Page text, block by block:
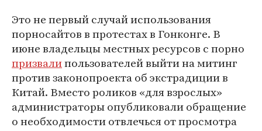
Это не первый случай использования
порносайтов в протестах в Гонконге. В
июне владельцы местных ресурсов с порно
призвалипользователей выйти на митинг
против законопроекта об экстрадиции в
Китай. Вместо роликов «для взрослых»
администраторы опубликовали обращение
о необходимости отвлечься от просмотра